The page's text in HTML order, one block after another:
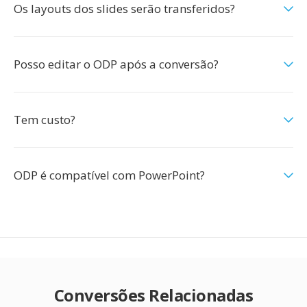
Os layouts dos slides serão transferidos?
Posso editar o ODP após a conversão?
Tem custo?
ODP é compatível com PowerPoint?
Conversões Relacionadas